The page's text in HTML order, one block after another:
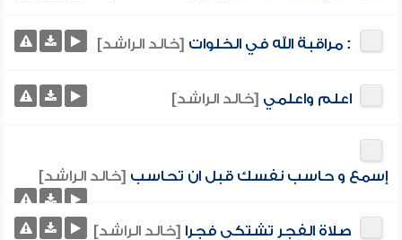
: مراقبة الله في الخلوات [خالد الراشد]
اعلم واعلمي [خالد الراشد]
إسمع و حاسب نفسك قبل ان تحاسب [خالد الراشد]
صلاة الفجر تشتكي فجرا [خالد الراشد]